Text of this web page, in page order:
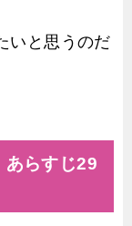
いと思うのだ
あらすじ29